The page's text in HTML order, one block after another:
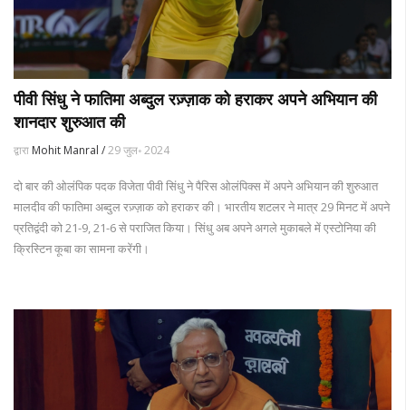
पीवी सिंधु ने फातिमा अब्दुल रज़्ज़ाक को हराकर अपने अभियान की
शानदार शुरुआत की
द्वारा Mohit Manral /29 जुल॰ 2024
दो बार की ओलंपिक पदक विजेता पीवी सिंधु ने पैरिस ओलंपिक्स में अपने अभियान की शुरुआत
मालदीव की फातिमा अब्दुल रज़्ज़ाक को हराकर की। भारतीय शटलर ने मात्र 29 मिनट में अपने
प्रतिद्वंदी को 21-9, 21-6 से पराजित किया। सिंधु अब अपने अगले मुकाबले में एस्टोनिया की
क्रिस्टिन कूबा का सामना करेंगी।